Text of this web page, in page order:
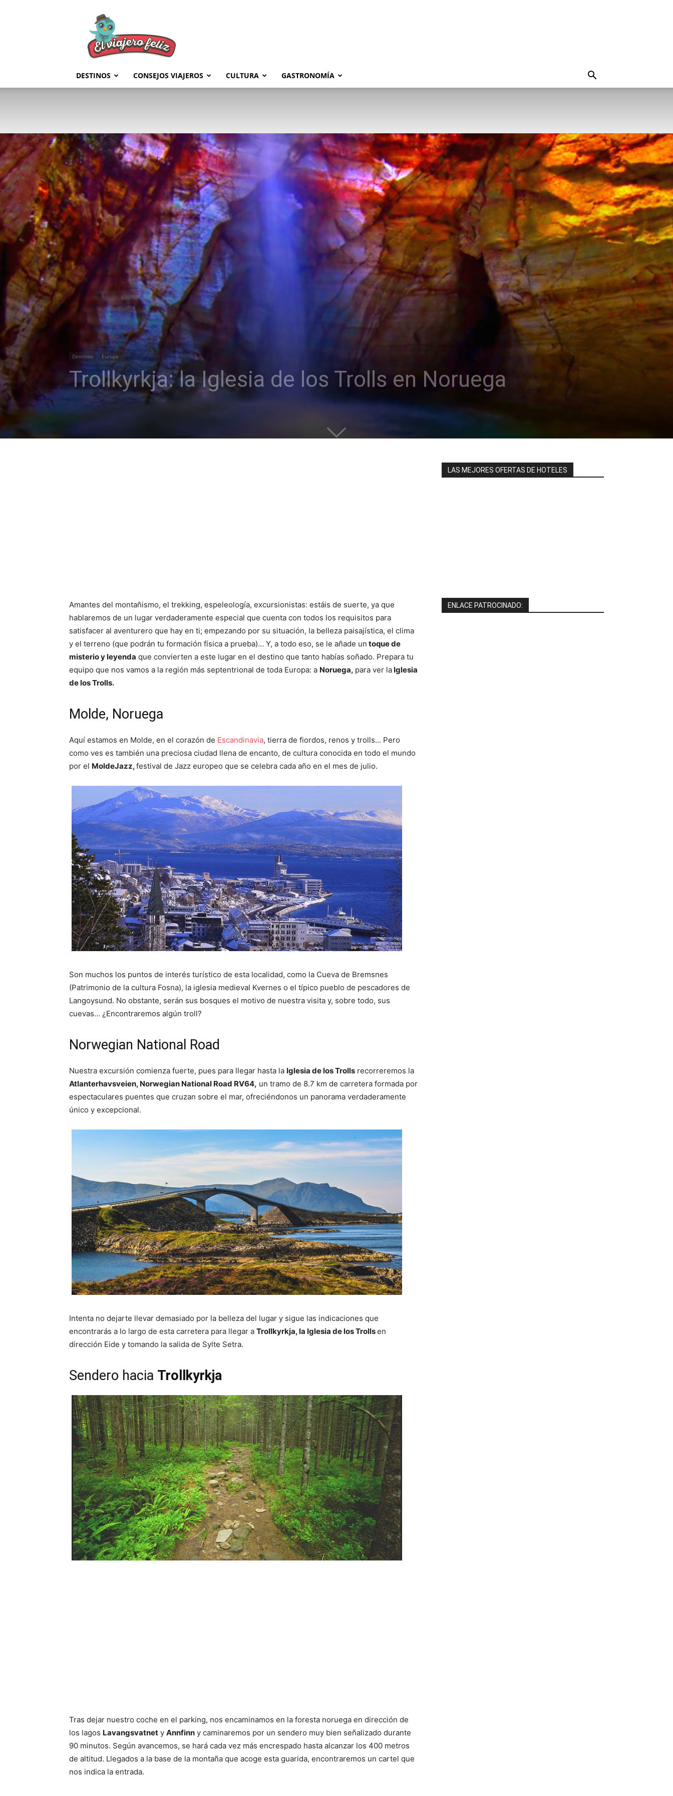
Feliz
DESTINOS CONSEJOS VIAJEROS CULTURA GASTRONOMÍA
Destinos Europa
Trollkyrkja: la Iglesia de los Trolls en Noruega
Amantes del montañismo, el trekking, espeleología, excursionistas: estáis de suerte, ya que
hablaremos de un lugar verdaderamente especial que cuenta con todos los requisitos para
satisfacer al aventurero que hay en ti; empezando por su situación, la belleza paisajística, el clima
y el terreno (que podrán tu formación física a prueba)… Y, a todo eso, se le añade un toque de
misterio y leyenda que convierten a este lugar en el destino que tanto habías soñado. Prepara tu
equipo que nos vamos a la región más septentrional de toda Europa: a Noruega, para ver la Iglesia
de los Trolls.
Molde, Noruega
Aquí estamos en Molde, en el corazón de Escandinavia, tierra de fiordos, renos y trolls… Pero
como ves es también una preciosa ciudad llena de encanto, de cultura conocida en todo el mundo
por el MoldeJazz,festival de Jazz europeo que se celebra cada año en el mes de julio.
Son muchos los puntos de interés turístico de esta localidad, como la Cueva de Bremsnes
(Patrimonio de la cultura Fosna), la iglesia medieval Kvernes o el típico pueblo de pescadores de
Langoysund. No obstante, serán sus bosques el motivo de nuestra visita y, sobre todo, sus
cuevas… ¿Encontraremos algún troll?
Norwegian National Road
Nuestra excursión comienza fuerte, pues para llegar hasta la Iglesia de los Trolls recorreremos la
Atlanterhavsveien, Norwegian National Road RV64, un tramo de 8.7 km de carretera formada por
espectaculares puentes que cruzan sobre el mar, ofreciéndonos un panorama verdaderamente
único y excepcional.
Intenta no dejarte llevar demasiado por la belleza del lugar y sigue las indicaciones que
encontrarás a lo largo de esta carretera para llegar a Trollkyrkja, la Iglesia de los Trollsen
dirección Eide y tomando la salida de Sylte Setra.
Sendero hacia Trollkyrkja
Tras dejar nuestro coche en el parking, nos encaminamos en la foresta noruega en dirección de
los lagos Lavangsvatnet y Annfinn y caminaremos por un sendero muy bien señalizado durante
90 minutos. Según avancemos, se hará cada vez más encrespado hasta alcanzar los 400 metros
de altitud. Llegados a la base de la montaña que acoge esta guarida, encontraremos un cartel que
nos indica la entrada.
LAS MEJORES OFERTAS DE HOTELES
ENLACE PATROCINADO: